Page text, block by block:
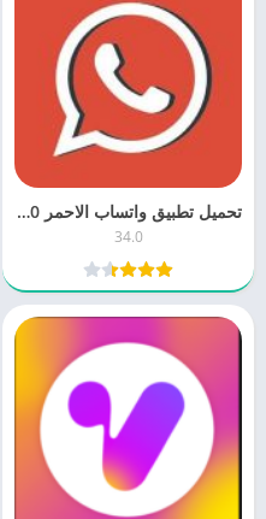
تحميل تطبيق واتساب الاحمر WhatsApp Red 34.0 مجانا برابط مباشر
34.0